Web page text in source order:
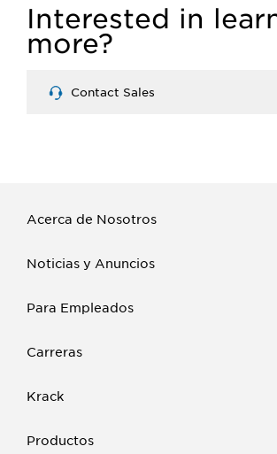
Interested in
more?
Contact Sales
Acerca de Nosotros
Noticias y Anuncios
Para Empleados
Carreras
Krack
Productos